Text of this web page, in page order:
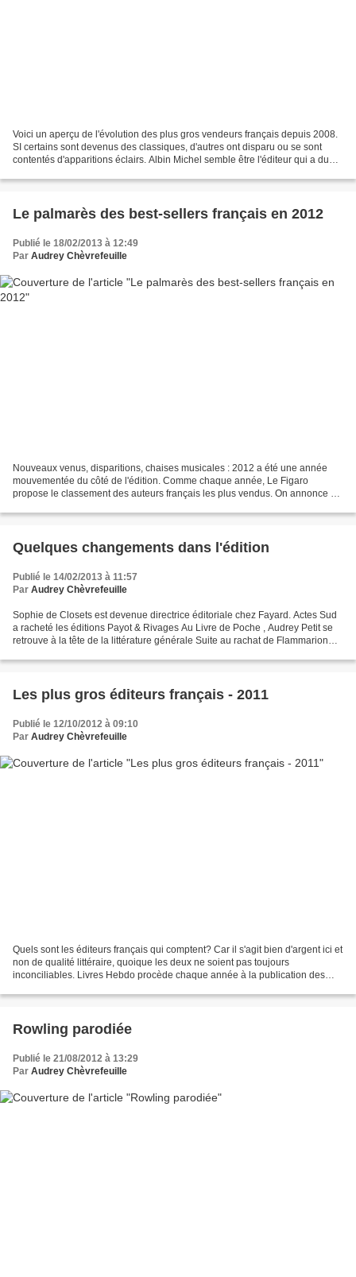
Voici un aperçu de l'évolution des plus gros vendeurs français depuis 2008.
SI certains sont devenus des classiques, d'autres ont disparu ou se sont
contentés d'apparitions éclairs. Albin Michel semble être l'éditeur qui a du
Le palmarès des best-sellers français en 2012
Publié le 18/02/2013 à 12:49
Par Audrey Chèvrefeuille
Nouveaux venus, disparitions, chaises musicales : 2012 a été une année
mouvementée du côté de l'édition. Comme chaque année, Le Figaro
propose le classement des auteurs français les plus vendus. On annonce 7
Quelques changements dans l'édition
Publié le 14/02/2013 à 11:57
Par Audrey Chèvrefeuille
Sophie de Closets est devenue directrice éditoriale chez Fayard. Actes Sud
a racheté les éditions Payot & Rivages Au Livre de Poche , Audrey Petit se
retrouve à la tête de la littérature générale Suite au rachat de Flammarion
Les plus gros éditeurs français - 2011
Publié le 12/10/2012 à 09:10
Par Audrey Chèvrefeuille
Quels sont les éditeurs français qui comptent? Car il s'agit bien d'argent ici et
non de qualité littéraire, quoique les deux ne soient pas toujours
inconciliables. Livres Hebdo procède chaque année à la publication des
Rowling parodiée
Publié le 21/08/2012 à 13:29
Par Audrey Chèvrefeuille